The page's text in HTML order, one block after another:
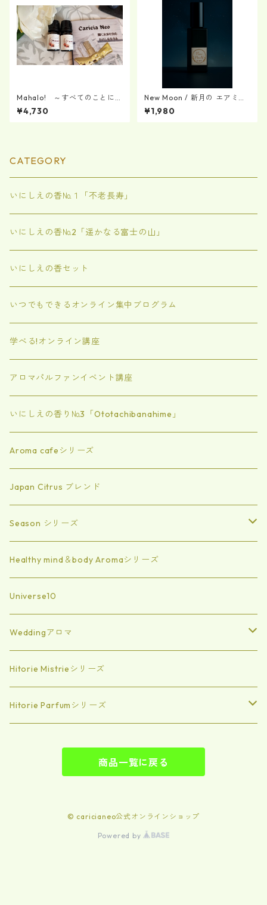
Mahalo! ～すべてのことに感
謝～ エッセンシャルオイル
¥4,730
New Moon / 新月の エアミス
ト（戸田たちばなブレンド）
¥1,980
CATEGORY
いにしえの香№１「不老長寿」
いにしえの香№2「遥かなる富士の山」
いにしえの香セット
いつでもできるオンライン集中ブログラム
学べる!オンライン講座
アロマパルファンイベント講座
いにしえの香り№3「Ototachibanahime」
Aroma cafeシリーズ
Japan Citrus ブレンド
Season シリーズ
Summer
spring
Autumn
Winter
Healthy mind＆body Aromaシリーズ
Universe10
Weddingアロマ
エッセンシャルオイル
エアミスト
Hitorie Mistrieシリーズ
Hitorie Parfumシリーズ
Luxe「特別なブレンド」
Signature「世界で一つあなただけの香」
商品一覧に戻る
© caricianeo公式オンラインショップ
Powered by